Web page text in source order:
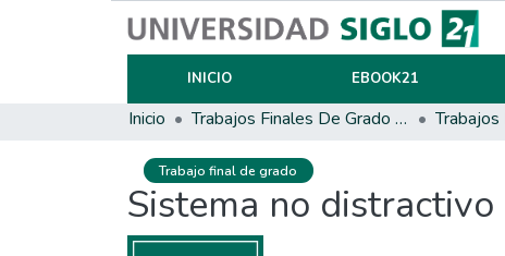
INICIO EBOOK21
Inicio Trabajos Finales De Grado Y Posgrado Trabajos
Trabajo final de grado
Sistema no